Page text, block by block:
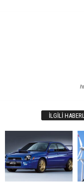
İLGILI